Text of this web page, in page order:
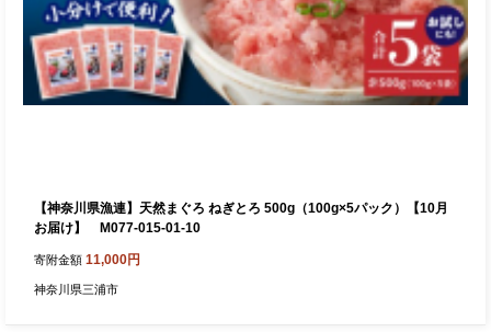
【神奈川県漁連】天然まぐろ ねぎとろ 500g（100g×5パック）【10月
お届け】 M077-015-01-10
寄附金額 11,000円
神奈川県三浦市